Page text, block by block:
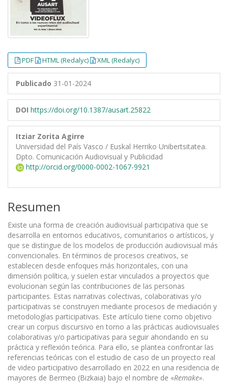
PDF HTML (Redalyc) XML (Redalyc)
Publicado 31-01-2024
DOI https://doi.org/10.1387/ausart.25822
Itziar Zorita Agirre
Universidad del País Vasco / Euskal Herriko Unibertsitatea.
Dpto. Comunicación Audiovisual y Publicidad
http://orcid.org/0000-0002-1067-9921
Resumen
Existe una forma de creación audiovisual participativa que se
desarrolla en entornos educativos, comunitarios o artísticos, y
que se distingue de los modelos de producción audiovisual más
convencionales. En términos de procesos creativos, se
establecen desde enfoques más horizontales, con una
dimensión política, y suelen estar vinculados a proyectos que
evolucionan según las contribuciones de las personas
participantes. Estas narrativas colectivas, colaborativas y/o
participativas se construyen mediante procesos de mediación y
metodologías participativas. Este artículo tiene como objetivo
crear un corpus discursivo en torno a las prácticas audiovisuales
colaborativas y/o participativas para seguir ahondando en su
práctica y reflexión teórica. Para ello, se plantea confrontar las
referencias teóricas con el estudio de caso de un proyecto real
de video participativo desarrollado en 2022 en una residencia de
mayores de Bermeo (Bizkaia) bajo el nombre de «Remake».